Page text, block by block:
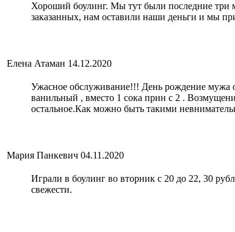
Хороший боулинг. Мы тут были последние три
заказанных, нам оставили наши деньги и мы
Елена Атаман 14.12.2020
Ужасное обслуживание!!! День рождение мужа
ванильный , вместо 1 сока прин с 2 .
остальное.Как можно быть такими
Мария Панкевич 04.11.2020
Играли в боулинг во вторник с 20 до 22, 30
свежести.